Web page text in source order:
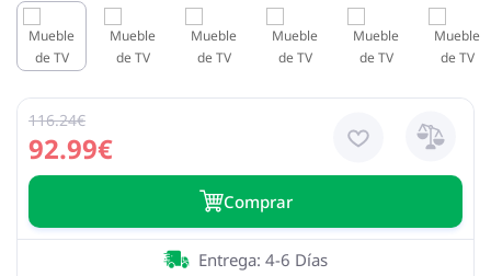
92.99€
116.24€
Сomprar
Entrega: 4-6 Días